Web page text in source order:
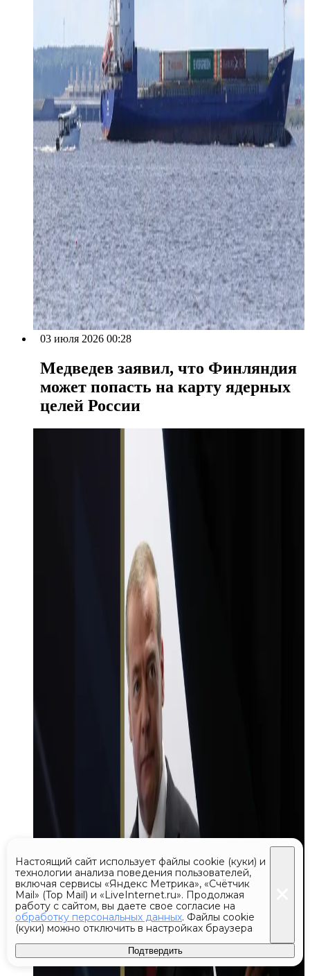
03 июля 2026 00:28
Медведев заявил, что Финляндия
может попасть на карту ядерных
целей России
Настоящий сайт использует файлы cookie (куки) и
технологии анализа поведения пользователей,
включая сервисы «Яндекс Метрика», «Счётчик
Mail» (Top Mail) и «LiveInternet.ru». Продолжая
работу с сайтом, вы даете свое согласие на
обработку персональных данных. Файлы cookie
(куки) можно отключить в настройках браузера
Подтвердить